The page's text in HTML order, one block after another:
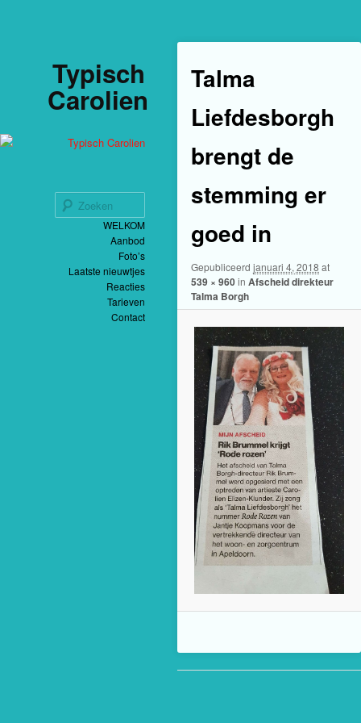
Typisch
Carolien
WELKOM
Aanbod
Foto’s
Laatste nieuwtjes
Reacties
Tarieven
Contact
Talma
Liefdesborgh
brengt de
stemming er
goed in
Gepubliceerdjanuari 4, 2018 at
539 × 960inAfscheid direkteur
Talma Borgh